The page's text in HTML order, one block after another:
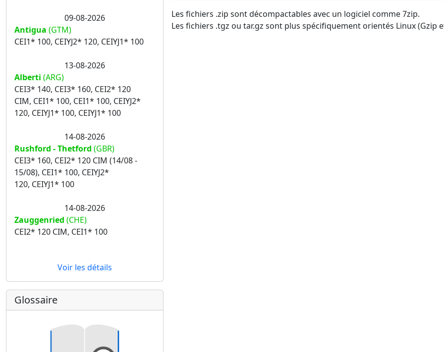
09-08-2026
Antigua (GTM)
CEI1* 100, CEIYJ2* 120, CEIYJ1* 100
13-08-2026
Alberti (ARG)
CEI3* 140, CEI3* 160, CEI2* 120
CIM, CEI1* 100, CEI1* 100, CEIYJ2*
120, CEIYJ1* 100, CEIYJ1* 100
14-08-2026
Rushford - Thetford (GBR)
CEI3* 160, CEI2* 120 CIM (14/08 -
15/08), CEI1* 100, CEIYJ2*
120, CEIYJ1* 100
14-08-2026
Zauggenried (CHE)
CEI2* 120 CIM, CEI1* 100
Voir les détails
Glossaire
Les fichiers .zip sont décompactables avec un logiciel comme 7zip.
Les fichiers .tgz ou tar.gz sont plus spécifiquement orientés Linux (Gzip